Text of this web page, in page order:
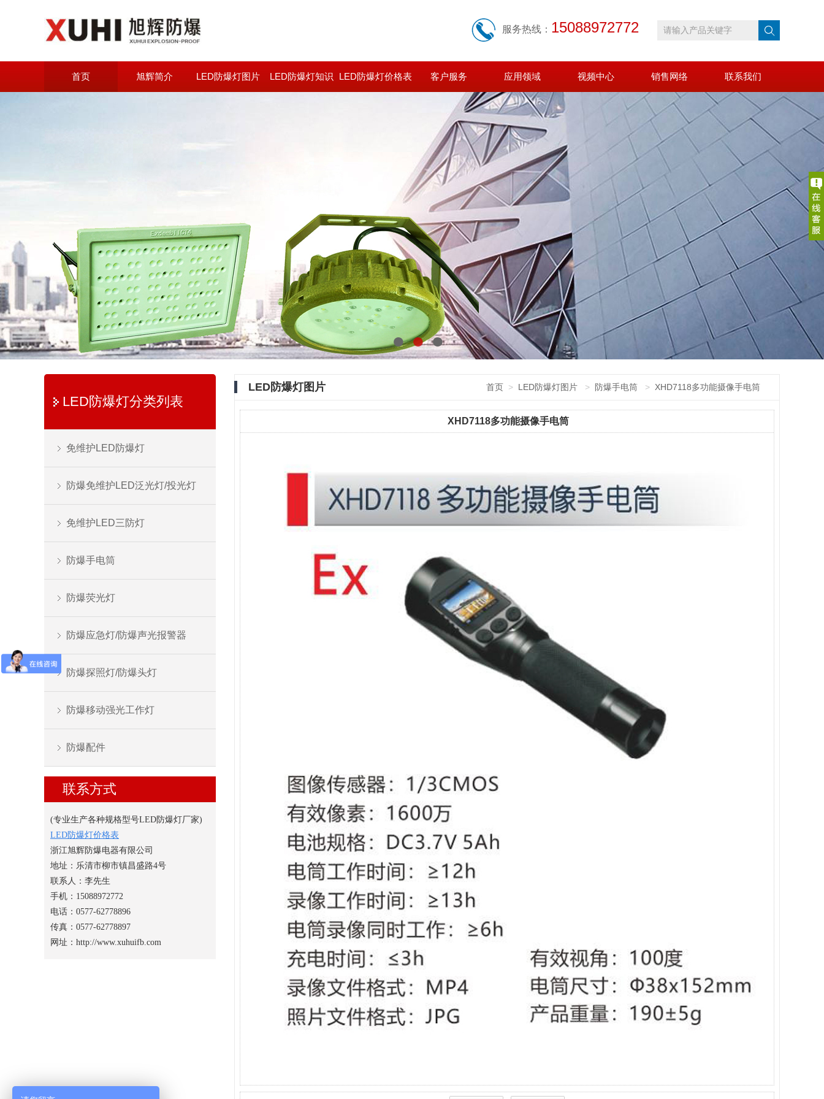
服务热线： 15088972772
首页 旭辉简介 LED防爆灯图片 LED防爆灯知识 LED防爆灯价格表 客户服务 应用领域 视频中心 销售网络 联系我们
● ● ●
LED防爆灯分类列表
免维护LED防爆灯
防爆免维护LED泛光灯/投光灯
免维护LED三防灯
防爆手电筒
防爆荧光灯
防爆应急灯/防爆声光报警器
防爆探照灯/防爆头灯
防爆移动强光工作灯
防爆配件
联系方式
(专业生产各种规格型号LED防爆灯厂家)
LED防爆灯价格表
浙江旭辉防爆电器有限公司
地址：乐清市柳市镇昌盛路4号
联系人：李先生
手机：15088972772
电话：0577-62778896
传真：0577-62778897
网址：http://www.xuhuifb.com
LED防爆灯图片 首页 > LED防爆灯图片 > 防爆手电筒 > XHD7118多功能摄像手电筒
XHD7118多功能摄像手电筒